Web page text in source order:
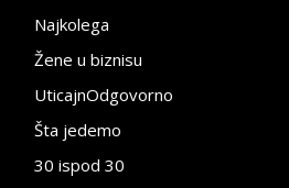
Najkolega
Žene u biznisu
UticajnOdgovorno
Šta jedemo
30 ispod 30